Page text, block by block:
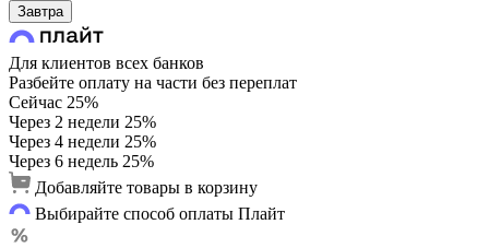
Завтра
Для клиентов всех банков
Разбейте оплату на части без переплат
Сейчас 25%
Через 2 недели 25%
Через 4 недели 25%
Через 6 недель 25%
Добавляйте товары в корзину
Выбирайте способ оплаты Плайт